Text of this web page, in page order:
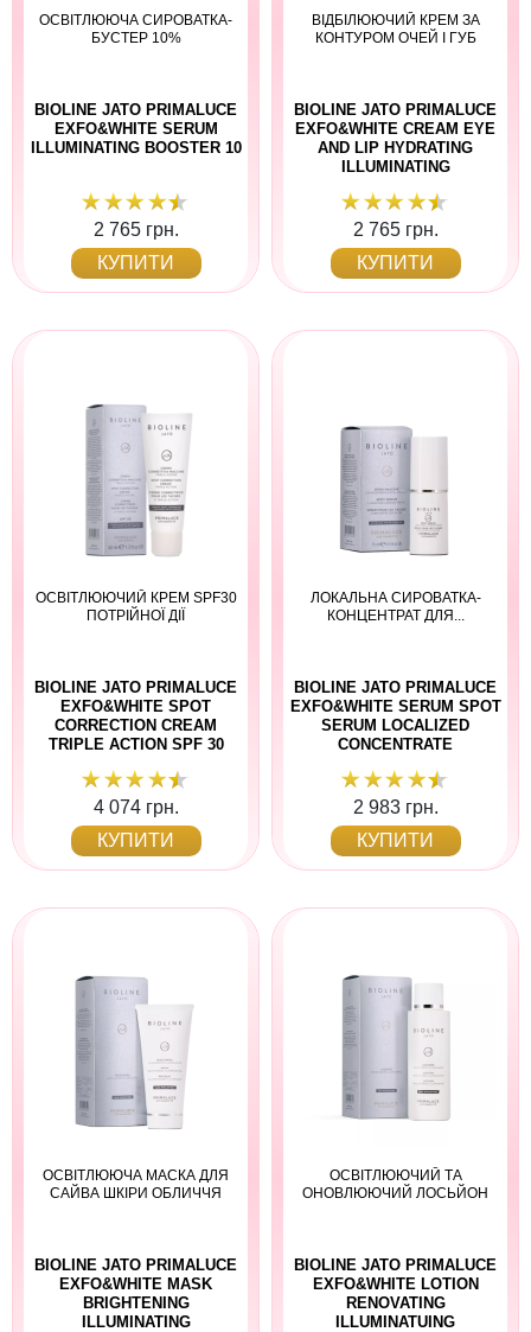
ОСВІТЛЮЮЧА СИРОВАТКА-
БУСТЕР 10%
BIOLINE JATO PRIMALUCE
EXFO&WHITE SERUM
ILLUMINATING BOOSTER 10
2 765 грн.
КУПИТИ
ВІДБІЛЮЮЧИЙ КРЕМ ЗА
КОНТУРОМ ОЧЕЙ І ГУБ
BIOLINE JATO PRIMALUCE
EXFO&WHITE CREAM EYE
AND LIP HYDRATING
ILLUMINATING
2 765 грн.
КУПИТИ
ОСВІТЛЮЮЧИЙ КРЕМ SPF30
ПОТРІЙНОЇ ДІЇ
BIOLINE JATO PRIMALUCE
EXFO&WHITE SPOT
CORRECTION CREAM
TRIPLE ACTION SPF 30
4 074 грн.
КУПИТИ
ЛОКАЛЬНА СИРОВАТКА-
КОНЦЕНТРАТ ДЛЯ...
BIOLINE JATO PRIMALUCE
EXFO&WHITE SERUM SPOT
SERUM LOCALIZED
CONCENTRATE
2 983 грн.
КУПИТИ
ОСВІТЛЮЮЧА МАСКА ДЛЯ
САЙВА ШКІРИ ОБЛИЧЧЯ
BIOLINE JATO PRIMALUCE
EXFO&WHITE MASK
BRIGHTENING
ILLUMINATING
ОСВІТЛЮЮЧИЙ ТА
ОНОВЛЮЮЧИЙ ЛОСЬЙОН
BIOLINE JATO PRIMALUCE
EXFO&WHITE LOTION
RENOVATING
ILLUMINATUING